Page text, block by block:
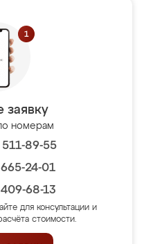
заявку
номерам
89-55
24-01
68-13
для консультации и
стоимости.